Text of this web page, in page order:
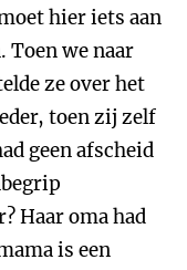
hier iets aan
Toen we naar
ze over het
toen zij zelf
geen afscheid
Haar oma had
is een